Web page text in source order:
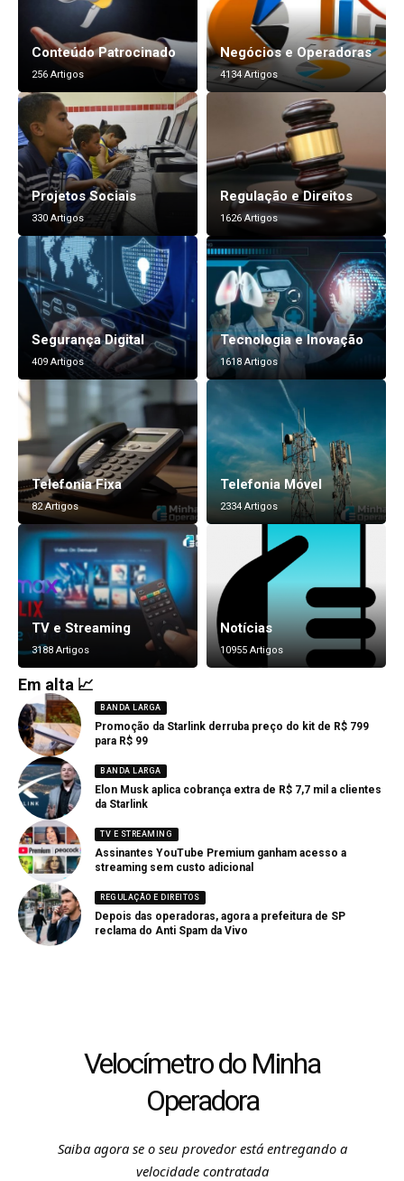
Conteúdo Patrocinado
256 Artigos
Negócios e Operadoras
4134 Artigos
Projetos Sociais
330 Artigos
Regulação e Direitos
1626 Artigos
Segurança Digital
409 Artigos
Tecnologia e Inovação
1618 Artigos
Telefonia Fixa
82 Artigos
Telefonia Móvel
2334 Artigos
TV e Streaming
3188 Artigos
Notícias
10955 Artigos
Em alta 📈
BANDA LARGA
Promoção da Starlink derruba preço do kit de R$ 799
para R$ 99
BANDA LARGA
Elon Musk aplica cobrança extra de R$ 7,7 mil a clientes
da Starlink
TV E STREAMING
Assinantes YouTube Premium ganham acesso a
streaming sem custo adicional
REGULAÇÃO E DIREITOS
Depois das operadoras, agora a prefeitura de SP
reclama do Anti Spam da Vivo
Velocímetro do Minha
Operadora
Saiba agora se o seu provedor está entregando a
velocidade contratada